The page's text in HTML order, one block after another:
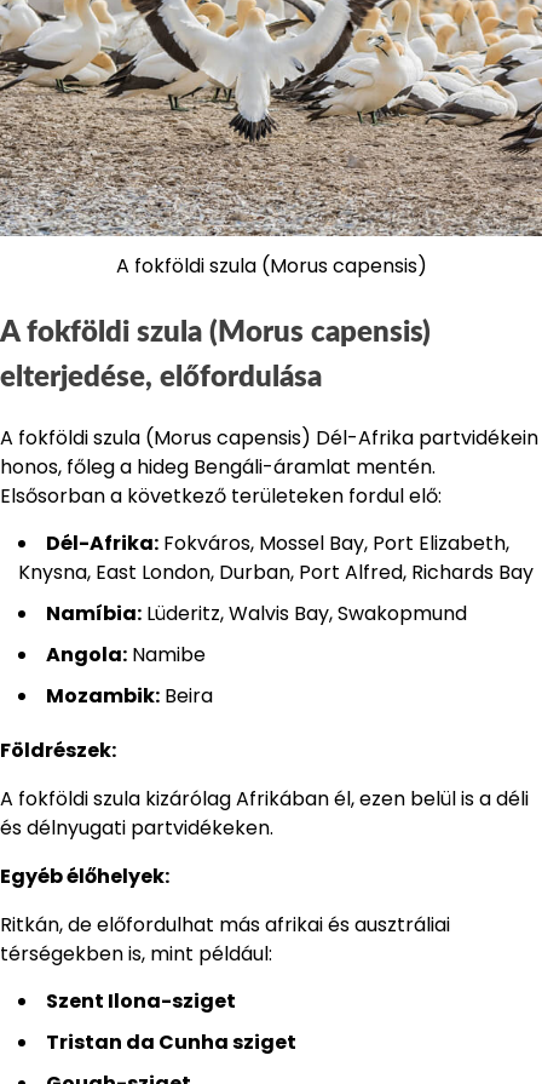
A fokföldi szula (Morus capensis)
A fokföldi szula (Morus capensis)
elterjedése, előfordulása
A fokföldi szula (Morus capensis) Dél-Afrika partvidékein
honos, főleg a hideg Bengáli-áramlat mentén.
Elsősorban a következő területeken fordul elő:
Dél-Afrika: Fokváros, Mossel Bay, Port Elizabeth,
Knysna, East London, Durban, Port Alfred, Richards Bay
Namíbia: Lüderitz, Walvis Bay, Swakopmund
Angola: Namibe
Mozambik: Beira
Földrészek:
A fokföldi szula kizárólag Afrikában él, ezen belül is a déli
és délnyugati partvidékeken.
Egyéb élőhelyek:
Ritkán, de előfordulhat más afrikai és ausztráliai
térségekben is, mint például:
Szent Ilona-sziget
Tristan da Cunha sziget